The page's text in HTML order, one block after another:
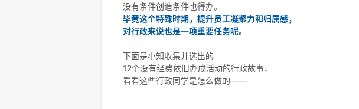
没有条件创造条件也得办。
毕竟这个特殊时期，提升员工凝聚力和归属感，
对行政来说也是一项重要任务呢。
下面是小知收集并选出的
12个没有经费依旧办成活动的行政故事，
看看这些行政同学是怎么做的——